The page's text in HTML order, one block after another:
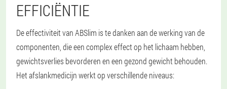
EFFICIËNTIE
De effectiviteit van ABSlim is te danken aan de werking van de
componenten, die een complex effect op het lichaam hebben,
gewichtsverlies bevorderen en een gezond gewicht behouden.
Het afslankmedicijn werkt op verschillende niveaus: